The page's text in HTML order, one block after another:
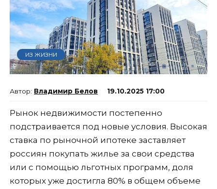
ИЗ ЖИЗНИ
Владимир Белов 19.10.2025 17:00
Рынок недвижимости постепенно
подстраивается под новые условия. Высокая
ставка по рыночной ипотеке заставляет
россиян покупать жилье за свои средства
или с помощью льготных программ, доля
которых уже достигла 80% в общем объеме